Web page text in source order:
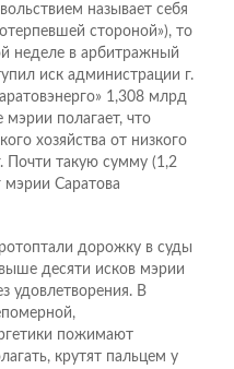
называет себя
стороной»), то
неделе в арбитражный
иск администрации г.
1,308 млрд
полагает, что
хозяйства от низкого
Почти такую сумму (1,2
мэрии Саратова
дорожку в суды
десяти исков мэрии
удовлетворения. В
пожимают
крутят пальцем у